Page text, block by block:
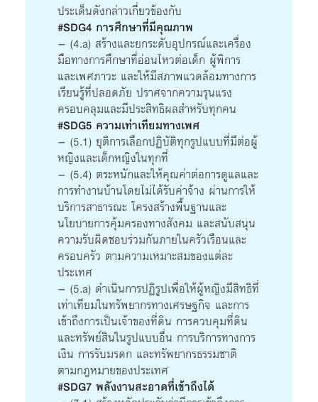
ประเด็นดังกล่าวเกี่ยวข้องกับ
#SDG4 การศึกษาที่มีคุณภาพ
– (4.a) สร้างและยกระดับอุปกรณ์และเครื่อง
มือทางการศึกษาที่อ่อนไหวต่อเด็ก ผู้พิการ
และเพศภาวะ และให้มีสภาพแวดล้อมทางการ
เรียนรู้ที่ปลอดภัย ปราศจากความรุนแรง
ครอบคลุมและมีประสิทธิผลสำหรับทุกคน
#SDG5 ความเท่าเทียมทางเพศ
– (5.1) ยุติการเลือกปฏิบัติทุกรูปแบบที่มีต่อผู้
หญิงและเด็กหญิงในทุกที่
– (5.4) ตระหนักและให้คุณค่าต่อการดูแลและ
การทำงานบ้านโดยไม่ได้รับค่าจ้าง ผ่านการให้
บริการสาธารณะ โครงสร้างพื้นฐานและ
นโยบายการคุ้มครองทางสังคม และสนับสนุน
ความรับผิดชอบร่วมกันภายในครัวเรือนและ
ครอบครัว ตามความเหมาะสมของแต่ละ
ประเทศ
– (5.a) ดำเนินการปฏิรูปเพื่อให้ผู้หญิงมีสิทธิที่
เท่าเทียมในทรัพยากรทางเศรษฐกิจ และการ
เข้าถึงการเป็นเจ้าของที่ดิน การควบคุมที่ดิน
และทรัพย์สินในรูปแบบอื่น การบริการทางการ
เงิน การรับมรดก และทรัพยากรธรรมชาติ
ตามกฎหมายของประเทศ
#SDG7 พลังงานสะอาดที่เข้าถึงได้